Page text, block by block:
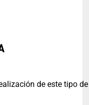
de este tipo